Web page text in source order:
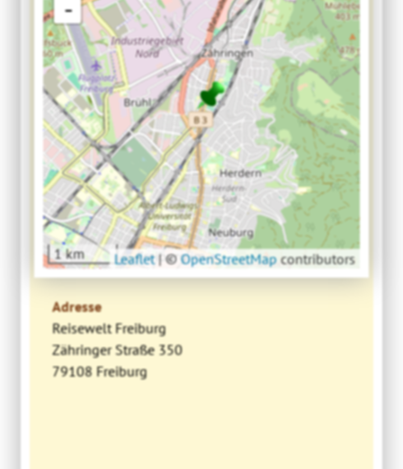
−
1 km Leaflet |©OpenStreetMapcontributors
Adresse
Reisewelt Freiburg
Zähringer Straße 350
79108 Freiburg